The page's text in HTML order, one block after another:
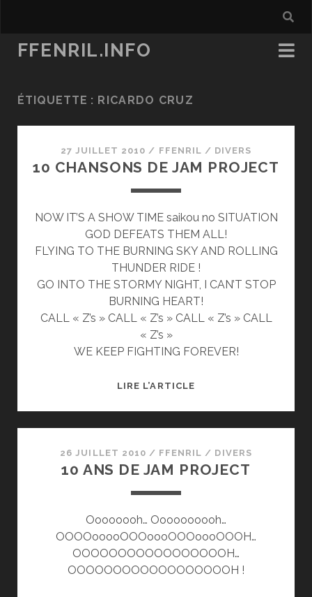
FFENRIL.INFO
ÉTIQUETTE : RICARDO CRUZ
27 JUILLET 2010 / FFENRIL / DIVERS
10 CHANSONS DE JAM PROJECT
NOW IT’S A SHOW TIME saikou no SITUATION
GOD DEFEATS THEM ALL!
FLYING TO THE BURNING SKY AND ROLLING
THUNDER RIDE !
GO INTO THE STORMY NIGHT, I CAN’T STOP
BURNING HEART!
CALL « Z’s » CALL « Z’s » CALL « Z’s » CALL
« Z’s »
WE KEEP FIGHTING FOREVER!
LIRE L’ARTICLE10
PROJECT
26 JUILLET 2010 / FFENRIL / DIVERS
10 ANS DE JAM PROJECT
Oooooooh… Oooooooooh…
OOOOooooOOOoooOOOoooOOOH…
OOOOOOOOOOOOOOOOOH…
OOOOOOOOOOOOOOOOOOH !